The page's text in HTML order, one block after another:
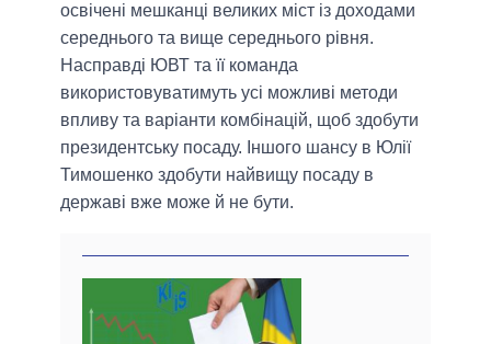
освічені мешканці великих міст із доходами
середнього та вище середнього рівня.
Насправді ЮВТ та її команда
використовуватимуть усі можливі методи
впливу та варіанти комбінацій, щоб здобути
президентську посаду. Іншого шансу в Юлії
Тимошенко здобути найвищу посаду в
державі вже може й не бути.